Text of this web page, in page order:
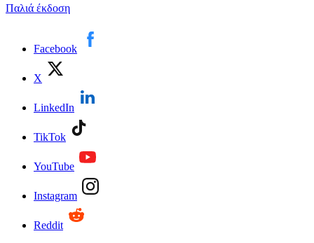
Παλιά έκδοση
Facebook
X
LinkedIn
TikTok
YouTube
Instagram
Reddit